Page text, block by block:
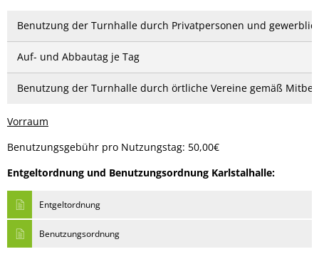
Benutzung der Turnhalle durch Privatpersonen und
Auf- und Abbautag je Tag
Benutzung der Turnhalle durch örtliche Vereine gemäß
Vorraum
Benutzungsgebühr pro Nutzungstag: 50,00€
Entgeltordnung und Benutzungsordnung Karlstalhalle:
Entgeltordnung
Benutzungsordnung